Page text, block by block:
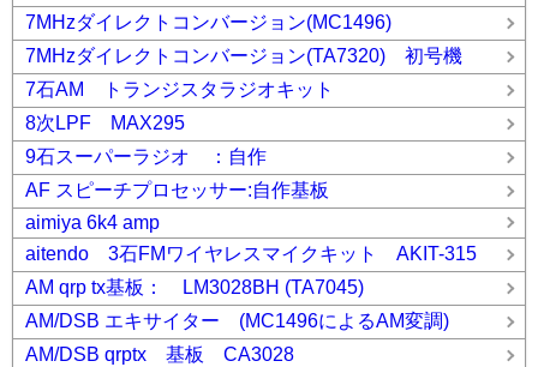
7MHzダイレクトコンバージョン(MC1496)
7MHzダイレクトコンバージョン(TA7320) 初号機
7石AM トランジスタラジオキット
8次LPF MAX295
9石スーパーラジオ ：自作
AF スピーチプロセッサー:自作基板
aimiya 6k4 amp
aitendo 3石FMワイヤレスマイクキット AKIT-315
AM qrp tx基板： LM3028BH (TA7045)
AM/DSB エキサイター (MC1496によるAM変調)
AM/DSB qrptx 基板 CA3028